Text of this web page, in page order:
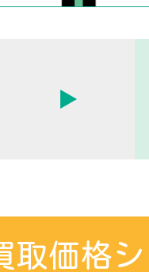
取価格